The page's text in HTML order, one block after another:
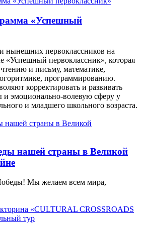
«Успешный
нынешних первоклассников на
«Успешный первоклассник», которая
и письму, математике,
программированию.
корректировать и развивать
и эмоционально-волевую сферу у
и младшего школьного возраста.
нашей страны в Великой
Мы желаем всем мира,